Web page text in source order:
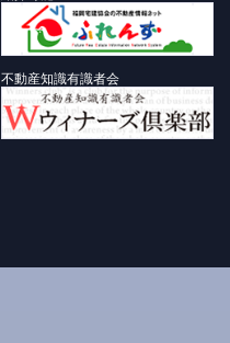
不動産知識有識者会